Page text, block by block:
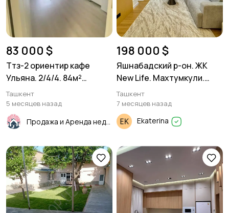
83 000 $
Ттз-2 ориентир кафе
Ульяна. 2/4/4. 84м²
Новостройка
Ташкент
5 месяцев назад
198 000 $
Яшнабадский р-он. ЖК
New Life. Махтумкули.
4/2/10. 109 м²
Ташкент
7 месяцев назад
Ekaterina